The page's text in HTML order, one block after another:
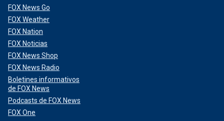
FOX News Go
FOX Weather
FOX Nation
FOX Noticias
FOX News Shop
FOX News Radio
Boletines informativos
de FOX News
Podcasts de FOX News
FOX One